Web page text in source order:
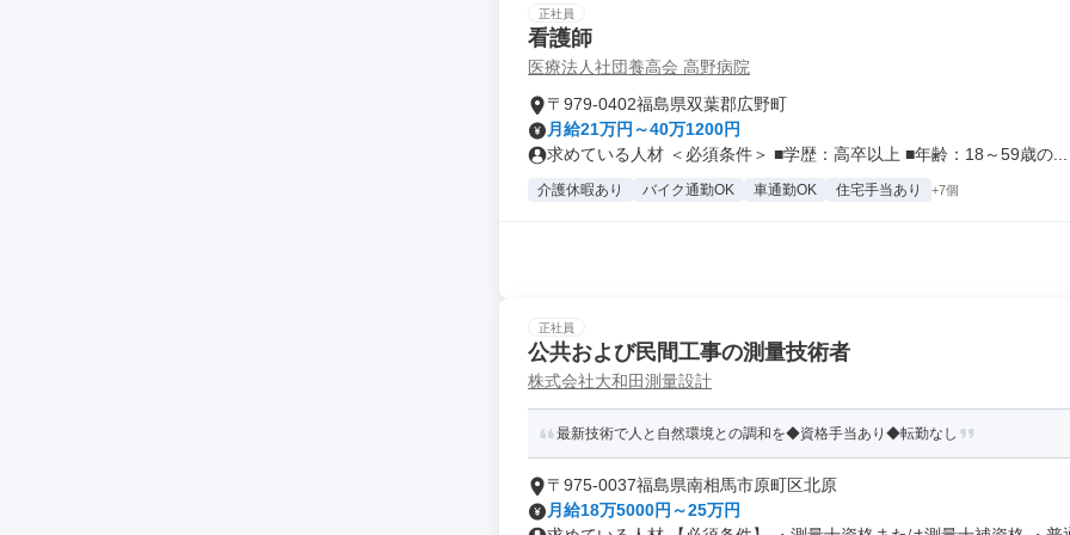
正社員
看護師
医療法人社団養高会 高野病院
〒979-0402福島県双葉郡広野町
月給21万円～40万1200円
求めている人材 ＜必須条件＞ ■学歴：高卒以上 ■年齢：18～59歳の...
介護休暇あり バイク通勤OK 車通勤OK 住宅手当あり +7個
正社員
公共および民間工事の測量技術者
株式会社大和田測量設計
最新技術で人と自然環境との調和を◆資格手当あり◆転勤なし
〒975-0037福島県南相馬市原町区北原
月給18万5000円～25万円